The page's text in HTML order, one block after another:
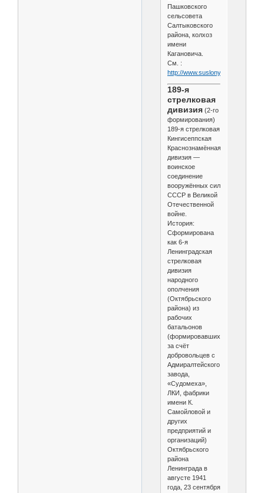
Пашковского
сельсовета
Салтыковского
района, колхоз
имени
Кагановича.
См. :
http://www.suslony.ru/
189-я
стрелковая
дивизия(2-го
формирования)
189-я стрелковая
Кингисеппская
Краснознамённая
дивизия —
воинское
соединение
вооружённых сил
СССР в Великой
Отечественной
войне.
История:
Сформирована
как 6-я
Ленинградская
стрелковая
дивизия
народного
ополчения
(Октябрьского
района) из
рабочих
батальонов
(формировавшихся
за счёт
добровольцев с
Адмиралтейского
завода,
«Судомеха»,
ЛКИ, фабрики
имени К.
Самойловой и
других
предприятий и
организаций)
Октябрьского
района
Ленинграда в
августе 1941
года, 23 сентября